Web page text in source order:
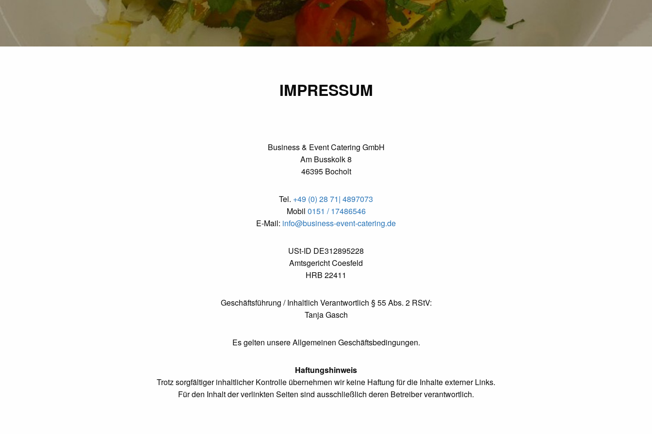
AUSZEICHNUNGEN / PRESSEBERICHTE
PARTNER
IMPRESSUM
Business & Event Catering GmbH
Am Busskolk 8
46395 Bocholt
Tel. +49 (0) 28 71| 4897073
Mobil 0151 / 17486546
E-Mail: info@business-event-catering.de
USt-ID DE312895228
Amtsgericht Coesfeld
HRB 22411
Geschäftsführung / Inhaltlich Verantwortlich § 55 Abs. 2 RStV:
Tanja Gasch
Es gelten unsere Allgemeinen Geschäftsbedingungen.
Haftungshinweis
Trotz sorgfältiger inhaltlicher Kontrolle übernehmen wir keine Haftung für die Inhalte externer Links.
Für den Inhalt der verlinkten Seiten sind ausschließlich deren Betreiber verantwortlich.